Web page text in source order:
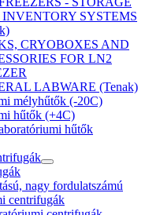
SYSTEMS
CRYOBOXES AND
FOR LN2
LABWARE (Tenak)
mélyhűtők (-20C)
hűtők (+4C)
hűtők
nagy fordulatszámú
centrifugák